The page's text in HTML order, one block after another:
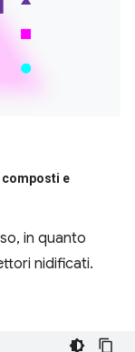
e
in quanto
nidificati.